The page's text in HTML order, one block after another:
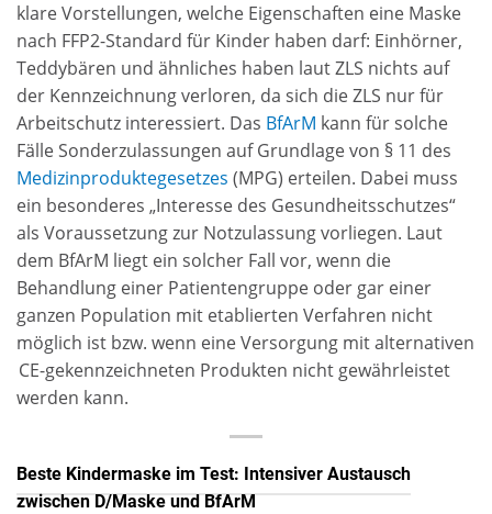
klare Vorstellungen, welche Eigenschaften eine Maske
nach FFP2-Standard für Kinder haben darf: Einhörner,
Teddybären und ähnliches haben laut ZLS nichts auf
der Kennzeichnung verloren, da sich die ZLS nur für
Arbeitschutz interessiert. Das BfArM kann für solche
Fälle Sonderzulassungen auf Grundlage von § 11 des
Medizinproduktegesetzes (MPG) erteilen. Dabei muss
ein besonderes „Interesse des Gesundheitsschutzes“
als Voraussetzung zur Notzulassung vorliegen. Laut
dem BfArM liegt ein solcher Fall vor, wenn die
Behandlung einer Patientengruppe oder gar einer
ganzen Population mit etablierten Verfahren nicht
möglich ist bzw. wenn eine Versorgung mit alternativen
CE-gekennzeichneten Produkten nicht gewährleistet
werden kann.
Beste Kindermaske im Test: Intensiver Austausch
zwischen D/Maske und BfArM